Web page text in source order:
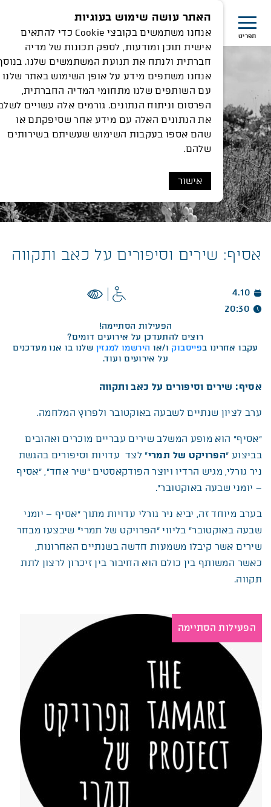
תפריט
אסיף: שירים וסיפורים על כאב ותקווה
4.10
20:30
הפעילות הסתיימה!
רוצים להתעדכן על אירועים דומים?
עקבו אחרינו בפייסבוקו/אוהירשמו למגזיןשלנו בו אנו מעדכנים
על אירועים ועוד.
אסיף: שירים וסיפורים על כאב ותקווה
ערב לציון שנתיים לשבעה באוקטובר ולפרוץ המלחמה.
“אסיף” הוא מופע המשלב שירים עבריים מוכרים ואהובים
בביצוע “הפרויקט של תמרי” לצד עדויות וסיפורים בהגשת
ניר גורלי, מגיש הרדיו ויוצר הפודקאסטים “שיר אחד”, “אסיף
– יומני שבעה באוקטובר”.
בערב מיוחד זה, יביא ניר גורלי עדויות מתוך “אסיף – יומני
שבעה באוקטובר” בליווי “הפרויקט של תמרי” שיבצעו מבחר
שירים אשר קיבלו משמעות חדשה בשנתיים האחרונות,
כאשר המשותף בין כולם הוא החיבור בין זיכרון לרצון לתת
תקווה.
הפעילות הסתיימה
האתר עושה שימוש בעוגיות
אנחנו משתמשים בקובצי Cookie כדי להתאים
אישית תוכן ומודעות, לספק תכונות של מדיה
חברתית ולנתח את תנועת המשתמשים שלנו. בנוסף,
אנחנו משתפים מידע על אופן השימוש באתר שלנו
עם השותפים שלנו מתחומי המדיה החברתית,
הפרסום וניתוח הנתונים. גורמים אלה עשויים לשלב
את הנתונים האלה עם מידע אחר שסיפקתם או
שהם אספו בעקבות השימוש שעשיתם בשירותים
שלהם.
אישור